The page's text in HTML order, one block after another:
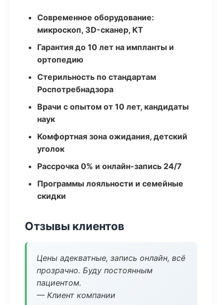
Современное оборудование:
микроскоп, 3D-сканер, КТ
Гарантия до 10 лет на импланты и
ортопедию
Стерильность по стандартам
Роспотребнадзора
Врачи с опытом от 10 лет, кандидаты
наук
Комфортная зона ожидания, детский
уголок
Рассрочка 0% и онлайн-запись 24/7
Программы лояльности и семейные
скидки
Отзывы клиентов
Цены адекватные, запись онлайн, всё
прозрачно. Буду постоянным
пациентом.
— Клиент компании